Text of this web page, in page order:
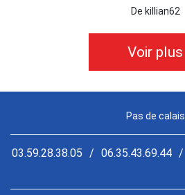
De killian62
Voir plus
Pas de calais
03.59.28.38.05 / 06.35.43.69.44 /